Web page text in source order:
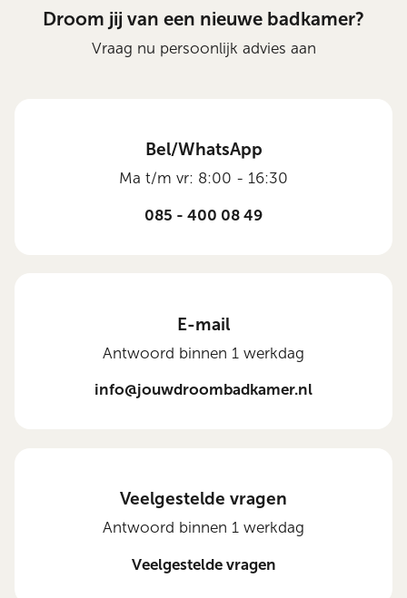
Droom jij van een nieuwe badkamer?
Vraag nu persoonlijk advies aan
Bel/WhatsApp
Ma t/m vr: 8:00 - 16:30
085 - 400 08 49
E-mail
Antwoord binnen 1 werkdag
info@jouwdroombadkamer.nl
Veelgestelde vragen
Antwoord binnen 1 werkdag
Veelgestelde vragen